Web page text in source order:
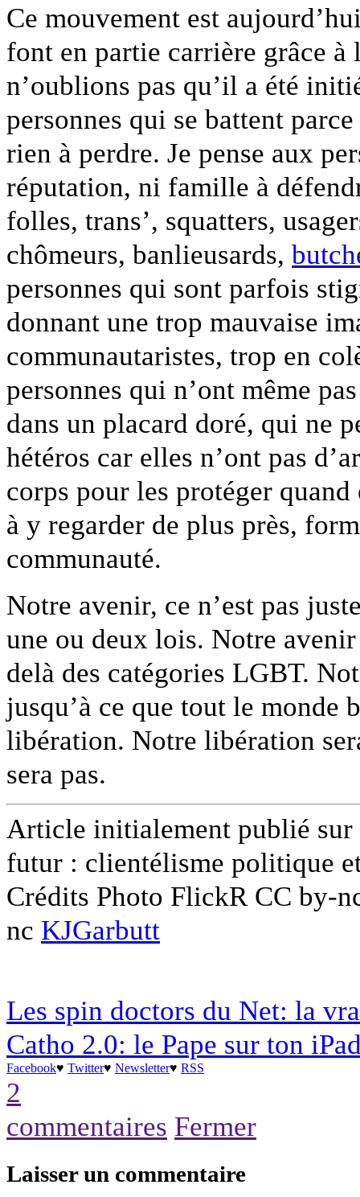
Ce mouvement est
font en partie carrière grâce
n’oublions pas qu’il a été
personnes qui se battent
rien à perdre. Je pense aux
réputation, ni famille à
folles, trans’, squatters,
chômeurs, banlieusards,
personnes qui sont parfois
donnant une trop mauvaise
communautaristes, trop en
personnes qui n’ont même
dans un placard doré, qui ne
hétéros car elles n’ont pas
corps pour les protéger quand
à y regarder de plus près,
communauté.
Notre avenir, ce n’est pas
une ou deux lois. Notre
delà des catégories LGBT.
jusqu’à ce que tout le monde
libération. Notre libération
sera pas.
Article initialement publié sur
futur : clientélisme politique
Crédits Photo FlickR CC by-
nc KJGarbutt
Les spin doctors du Net: la
Catho 2.0: le Pape sur ton
Facebook♥ Twitter♥ Newsletter♥ RSS
2
commentaires Fermer
Laisser un commentaire